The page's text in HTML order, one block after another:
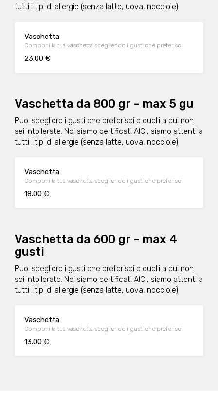
tutti i tipi di allergie (senza latte, uova, nocciole)
Vaschetta
Componi la tua vaschetta scegliendo i gusti che preferisci
23.00 €
Vaschetta da 800 gr - max 5 gu
Puoi scegliere i gusti che preferisci o quelli a cui non
sei intollerate. Noi siamo certificati AIC , siamo attenti a
tutti i tipi di allergie (senza latte, uova, nocciole)
Vaschetta
Componi la tua vaschetta scegliendo i gusti che preferisci
18.00 €
Vaschetta da 600 gr - max 4
gusti
Puoi scegliere i gusti che preferisci o quelli a cui non
sei intollerate. Noi siamo certificati AIC , siamo attenti a
tutti i tipi di allergie (senza latte, uova, nocciole)
Vaschetta
Componi la tua vaschetta scegliendo i gusti che preferisci
13.00 €